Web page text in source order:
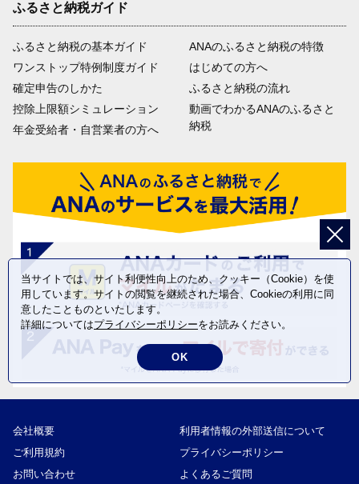
ふるさと納税ガイド
ふるさと納税の基本ガイド
ワンストップ特例制度ガイド
確定申告のしかた
控除上限額シミュレーション
年金受給者・自営業者の方へ
ANAのふるさと納税の特徴
はじめての方へ
ふるさと納税の流れ
動画でわかるANAのふるさと
納税
会社概要
利用者情報の外部送信について
ご利用規約
プライバシーポリシー
お問い合わせ
よくあるご質問
当サイトでは、サイト利便性向上のため、クッキー（Cookie）を使
用しています。サイトの閲覧を継続された場合、Cookieの利用に同
意したことものといたします。
詳細についてはプライバシーポリシーをお読みください。
OK